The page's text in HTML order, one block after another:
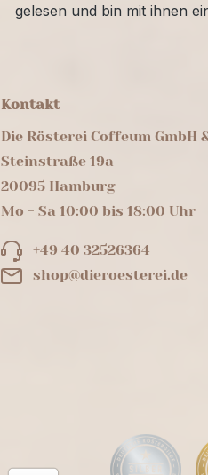
gelesen und bin mit ihnen
Kontakt
Die Rösterei Coffeum GmbH
Steinstraße 19a
20095 Hamburg
Mo - Sa 10:00 bis 18:00 Uhr
+49 40 32526364
shop@dieroesterei.de